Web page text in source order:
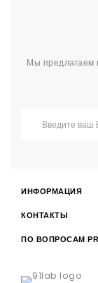
Мы предлагаем
ИНФОРМАЦИЯ
КОНТАКТЫ
ПО ВОПРОСАМ